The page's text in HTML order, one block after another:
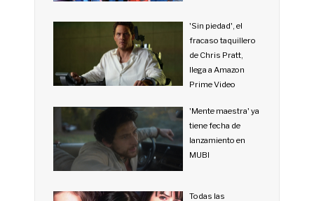
'Sin piedad', el
fracaso taquillero
de Chris Pratt,
llega a Amazon
Prime Video
'Mente maestra' ya
tiene fecha de
lanzamiento en
MUBI
Todas las